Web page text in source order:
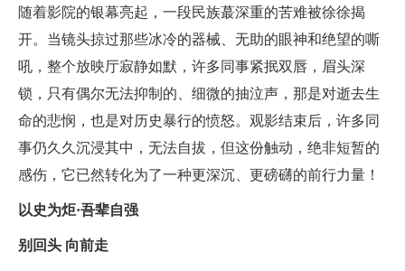
随着影院的银幕亮起，一段民族蕞深重的苦难被徐徐揭
开。当镜头掠过那些冰冷的器械、无助的眼神和绝望的嘶
吼，整个放映厅寂静如默，许多同事紧抿双唇，眉头深
锁，只有偶尔无法抑制的、细微的抽泣声，那是对逝去生
命的悲悯，也是对历史暴行的愤怒。观影结束后，许多同
事仍久久沉浸其中，无法自拔，但这份触动，绝非短暂的
感伤，它已然转化为了一种更深沉、更磅礴的前行力量！
以史为炬·吾辈自强
别回头 向前走